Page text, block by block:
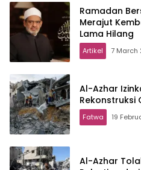
Ramadan
Merajut
Lama Hilang
Artikel 7 March
Al-Azhar
Rekonstruksi
Fatwa 19
Al-Azhar